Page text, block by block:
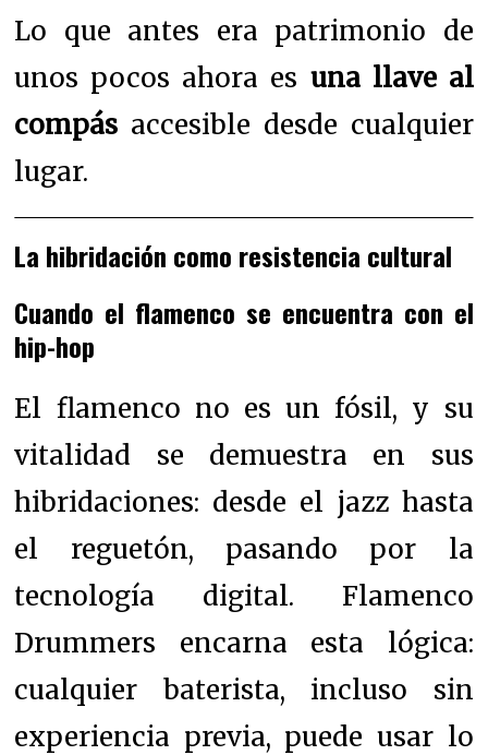
Lo que antes era patrimonio de
unos pocos ahora es una llave al
compás accesible desde cualquier
lugar.
La hibridación como resistencia cultural
Cuando el flamenco se encuentra con el
hip-hop
El flamenco no es un fósil, y su
vitalidad se demuestra en sus
hibridaciones: desde el jazz hasta
el reguetón, pasando por la
tecnología digital. Flamenco
Drummers encarna esta lógica:
cualquier baterista, incluso sin
experiencia previa, puede usar lo